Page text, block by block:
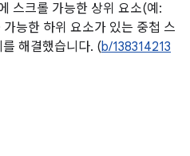
스크롤 가능한 상위 요소(예:
가능한 하위 요소가 있는 중첩 스
해결했습니다. (b/138314213